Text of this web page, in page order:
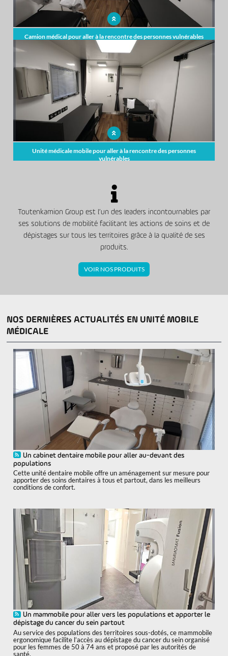
Camion médical pour aller à la rencontre des personnes vulnérables
Unité médicale mobile pour aller à la rencontre des personnes
vulnérables
Toutenkamion Group est l’un des leaders incontournables par
ses solutions de mobilité facilitant les actions de soins et de
dépistages sur tous les territoires grâce à la qualité de ses
produits.
VOIR NOS PRODUITS
NOS DERNIÈRES ACTUALITÉS EN UNITÉ MOBILE
MÉDICALE
Un cabinet dentaire mobile pour aller au-devant des
populations
Cette unité dentaire mobile offre un aménagement sur mesure pour
apporter des soins dentaires à tous et partout, dans les meilleurs
conditions de confort.
Un mammobile pour aller vers les populations et apporter le
dépistage du cancer du sein partout
Au service des populations des territoires sous-dotés, ce mammobile
ergonomique facilite l’accès au dépistage du cancer du sein organisé
pour les femmes de 50 à 74 ans et proposé par les autorités de
santé.